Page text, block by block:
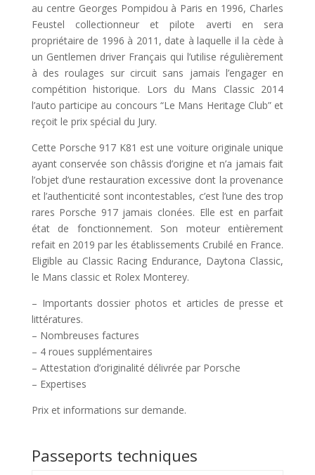
au centre Georges Pompidou à Paris en 1996, Charles
Feustel collectionneur et pilote averti en sera
propriétaire de 1996 à 2011, date à laquelle il la cède à
un Gentlemen driver Français qui l’utilise régulièrement
à des roulages sur circuit sans jamais l’engager en
compétition historique. Lors du Mans Classic 2014
l’auto participe au concours “Le Mans Heritage Club” et
reçoit le prix spécial du Jury.
Cette Porsche 917 K81 est une voiture originale unique
ayant conservée son châssis d’origine et n’a jamais fait
l’objet d’une restauration excessive dont la provenance
et l’authenticité sont incontestables, c’est l’une des trop
rares Porsche 917 jamais clonées. Elle est en parfait
état de fonctionnement. Son moteur entièrement
refait en 2019 par les établissements Crubilé en France.
Eligible au Classic Racing Endurance, Daytona Classic,
le Mans classic et Rolex Monterey.
– Importants dossier photos et articles de presse et
littératures.
– Nombreuses factures
– 4 roues supplémentaires
– Attestation d’originalité délivrée par Porsche
– Expertises
Prix et informations sur demande.
Passeports techniques